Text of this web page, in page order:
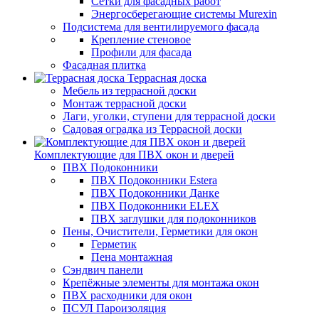
Энергосберегающие системы Murexin
Подсистема для вентилируемого фасада
Крепление стеновое
Профили для фасада
Фасадная плитка
Террасная доска
Мебель из террасной доски
Монтаж террасной доски
Лаги, уголки, ступени для террасной доски
Садовая оградка из Террасной доски
Комплектующие для ПВХ окон и дверей
ПВХ Подоконники
ПВХ Подоконники Estera
ПВХ Подоконники Данке
ПВХ Подоконники ELEX
ПВХ заглушки для подоконников
Пены, Очистители, Герметики для окон
Герметик
Пена монтажная
Сэндвич панели
Крепёжные элементы для монтажа окон
ПВХ расходники для окон
ПСУЛ Пароизоляция